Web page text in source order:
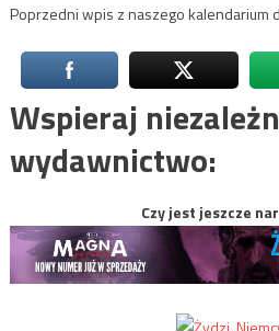
Poprzedni wpis z naszego kalendarium
Wspieraj
wydawnictwo:
Czy jest jeszcze